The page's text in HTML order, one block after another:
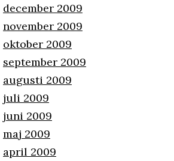
december 2009
november 2009
oktober 2009
september 2009
augusti 2009
juli 2009
juni 2009
maj 2009
april 2009